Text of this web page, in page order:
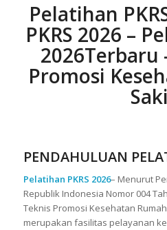
Pelatihan
PKRS 2026 –
2026Terbaru
Promosi
PENDAHULUAN
Pelatihan PKRS 2026– Menurut
Republik Indonesia Nomor 004
Teknis Promosi Kesehatan
merupakan fasilitas pelayanan